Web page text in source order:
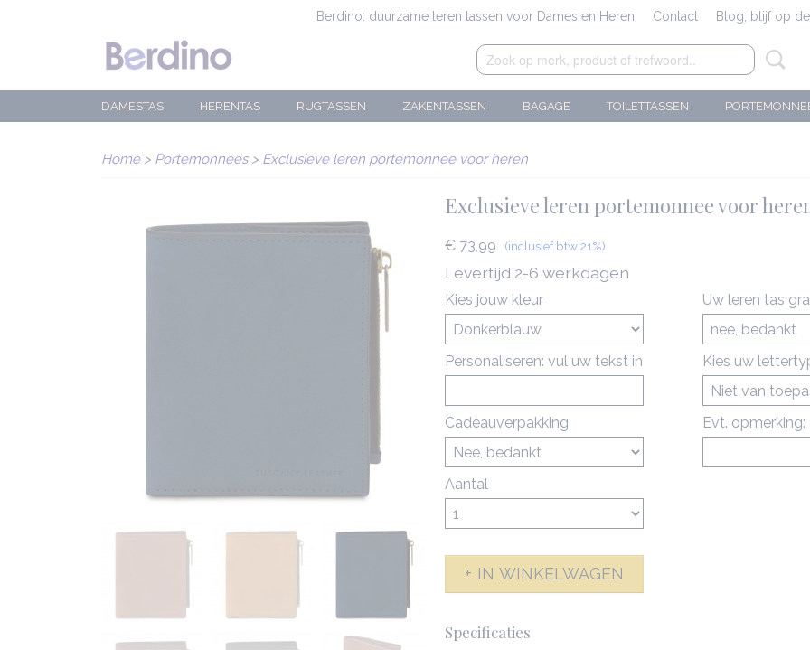
Berdino: duurzame leren tassen voor Dames en Heren Contact Blog; blijf op
DAMESTAS HERENTAS RUGTASSEN ZAKENTASSEN BAGAGE TOILETTASSEN
Home> Portemonnees> Exclusieve leren portemonnee voor heren
Exclusieve leren portemonnee voor
€ 73,99 (inclusief btw 21%)
Levertijd 2-6 werkdagen
Kies jouw kleur Uw leren tas
Personaliseren: vul uw tekst in Kies uw
Cadeauverpakking Evt. opmerking:
Aantal
IN WINKELWAGEN
Specificaties